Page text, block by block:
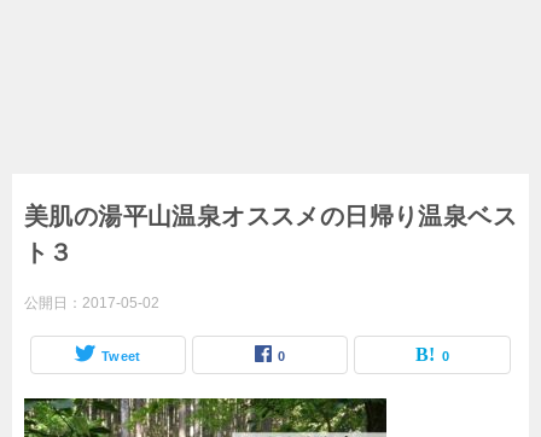
美肌の湯平山温泉オススメの日帰り温泉ベス
ト３
公開日： 2017-05-02
Tweet 0 0